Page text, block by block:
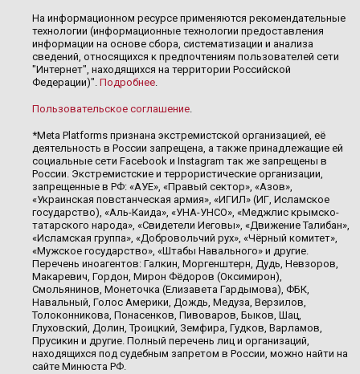
На информационном ресурсе применяются рекомендательные
технологии (информационные технологии предоставления
информации на основе сбора, систематизации и анализа
сведений, относящихся к предпочтениям пользователей сети
"Интернет", находящихся на территории Российской
Федерации)". Подробнее.
Пользовательское соглашение.
*Meta Platforms признана экстремистской организацией, её
деятельность в России запрещена, а также принадлежащие ей
социальные сети Facebook и Instagram так же запрещены в
России. Экстремистские и террористические организации,
запрещенные в РФ: «АУЕ», «Правый сектор», «Азов»,
«Украинская повстанческая армия», «ИГИЛ» (ИГ, Исламское
государство), «Аль-Каида», «УНА-УНСО», «Меджлис крымско-
татарского народа», «Свидетели Иеговы», «Движение Талибан»,
«Исламская группа», «Добровольчий рух», «Чёрный комитет»,
«Мужское государство», «Штабы Навального» и другие.
Перечень иноагентов: Галкин, Моргенштерн, Дудь, Невзоров,
Макаревич, Гордон, Мирон Фёдоров (Оксимирон),
Смольянинов, Монеточка (Елизавета Гардымова), ФБК,
Навальный, Голос Америки, Дождь, Медуза, Верзилов,
Толоконникова, Понасенков, Пивоваров, Быков, Шац,
Глуховский, Долин, Троицкий, Земфира, Гудков, Варламов,
Прусикин и другие. Полный перечень лиц и организаций,
находящихся под судебным запретом в России, можно найти на
сайте Минюста РФ.